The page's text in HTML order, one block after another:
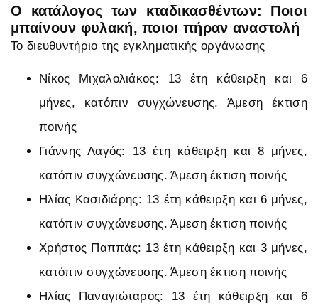
Ο κατάλογος των κταδικασθέντων: Ποιοι
μπαίνουν φυλακή, ποιοι πήραν αναστολή
Το διευθυντήριο της εγκληματικής οργάνωσης
Νίκος Μιχαλολιάκος: 13 έτη κάθειρξη και 6
μήνες, κατόπιν συγχώνευσης. Άμεση έκτιση
ποινής
Γιάννης Λαγός: 13 έτη κάθειρξη και 8 μήνες,
κατόπιν συγχώνευσης. Άμεση έκτιση ποινής
Ηλίας Κασιδιάρης: 13 έτη κάθειρξη και 6 μήνες,
κατόπιν συγχώνευσης. Άμεση έκτιση ποινής
Χρήστος Παππάς: 13 έτη κάθειρξη και 3 μήνες,
κατόπιν συγχώνευσης. Άμεση έκτιση ποινής
Ηλίας Παναγιώταρος: 13 έτη κάθειρξη και 6